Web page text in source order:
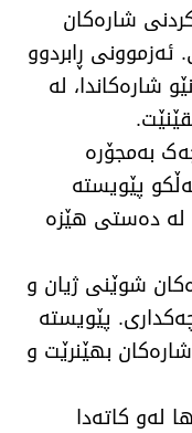
شارەکان
ڕابردوو
شارەکاندا، لە
بەمجۆرە
پێویستە
دەستی هێزە
شوێنی ژیان و
پێویستە
بهێنرێت و
لەو کاتەدا